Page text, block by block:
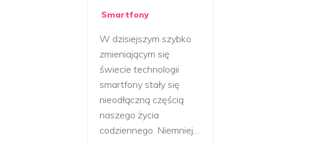
Smartfony
W dzisiejszym szybko
zmieniającym się
świecie technologii
smartfony stały się
nieodłączną częścią
naszego życia
codziennego. Niemniej…